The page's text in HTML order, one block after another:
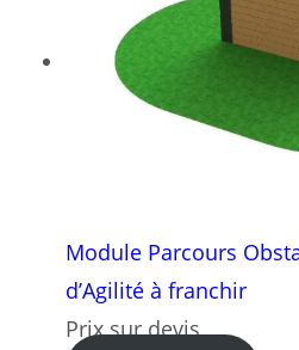
Module Parcours
d’Agilité à franchir
Prix sur devis